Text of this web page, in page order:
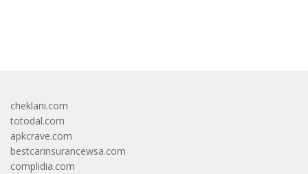
cheklani.com
totodal.com
apkcrave.com
bestcarinsurancewsa.com
complidia.com